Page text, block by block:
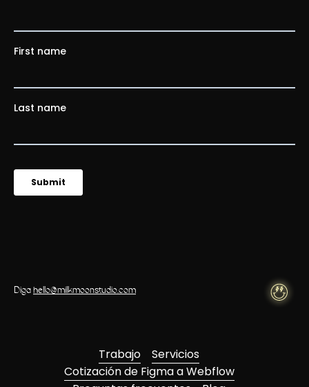
Digahello@milkmoonstudio.com
Trabajo
Servicios
Cotización de Figma a Webflow